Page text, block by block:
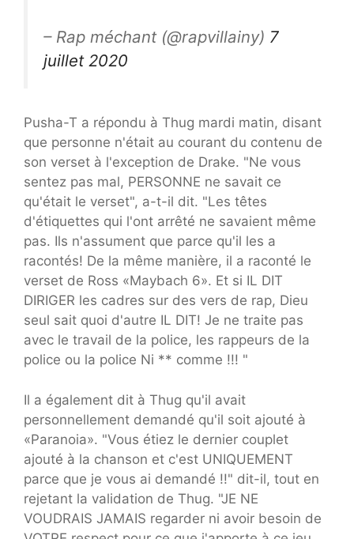
– Rap méchant (@rapvillainy) 7
juillet 2020
Pusha-T a répondu à Thug mardi matin, disant
que personne n'était au courant du contenu de
son verset à l'exception de Drake. "Ne vous
sentez pas mal, PERSONNE ne savait ce
qu'était le verset", a-t-il dit. "Les têtes
d'étiquettes qui l'ont arrêté ne savaient même
pas. Ils n'assument que parce qu'il les a
racontés! De la même manière, il a raconté le
verset de Ross «Maybach 6». Et si IL DIT
DIRIGER les cadres sur des vers de rap, Dieu
seul sait quoi d'autre IL DIT! Je ne traite pas
avec le travail de la police, les rappeurs de la
police ou la police Ni ** comme !!! "
Il a également dit à Thug qu'il avait
personnellement demandé qu'il soit ajouté à
«Paranoia». "Vous étiez le dernier couplet
ajouté à la chanson et c'est UNIQUEMENT
parce que je vous ai demandé !!" dit-il, tout en
rejetant la validation de Thug. "JE NE
VOUDRAIS JAMAIS regarder ni avoir besoin de